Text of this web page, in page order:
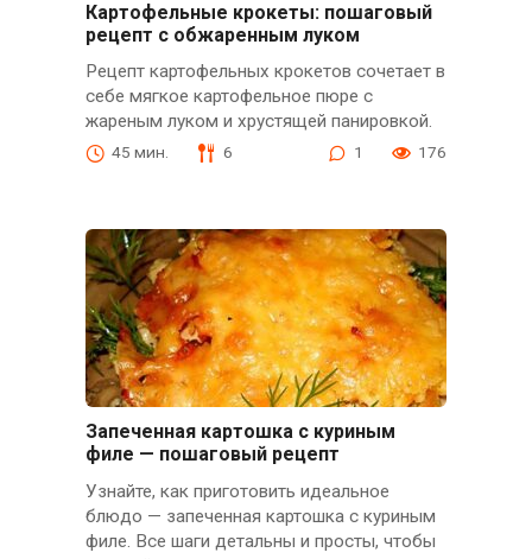
Картофельные крокеты: пошаговый
рецепт с обжаренным луком
Рецепт картофельных крокетов сочетает в
себе мягкое картофельное пюре с
жареным луком и хрустящей панировкой.
45 мин. 6 1 176
Запеченная картошка с куриным
филе — пошаговый рецепт
Узнайте, как приготовить идеальное
блюдо — запеченная картошка с куриным
филе. Все шаги детальны и просты, чтобы